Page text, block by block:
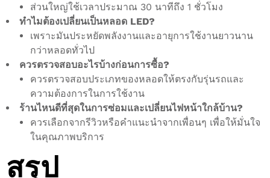
ส่วนใหญ่ใช้เวลาประมาณ 30 นาทีถึง 1 ชั่วโมง
ทำไมต้องเปลี่ยนเป็นหลอด LED?
เพราะมันประหยัดพลังงานและอายุการใช้งานยาวนาน
กว่าหลอดทั่วไป
ควรตรวจสอบอะไรบ้างก่อนการซื้อ?
ควรตรวจสอบประเภทของหลอดให้ตรงกับรุ่นรถและ
ความต้องการในการใช้งาน
ร้านไหนดีที่สุดในการซ่อมและเปลี่ยนไฟหน้าใกล้บ้าน?
ควรเลือกจากรีวิวหรือคำแนะนำจากเพื่อนๆ เพื่อให้มั่นใจ
ในคุณภาพบริการ
สรุป